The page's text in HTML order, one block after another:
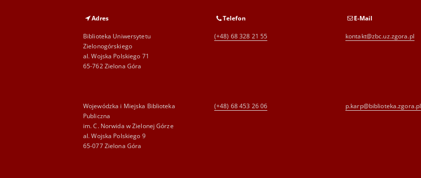
Adres
Biblioteka Uniwersytetu
Zielonogórskiego
al. Wojska Polskiego 71
65-762 Zielona Góra
Telefon
(+48) 68 328 21 55
E-Mail
kontakt@zbc.uz.zgora.pl
Wojewódzka i Miejska Biblioteka
Publiczna
im. C. Norwida w Zielonej Górze
al. Wojska Polskiego 9
65-077 Zielona Góra
(+48) 68 453 26 06 p.karp@biblioteka.zgora.pl